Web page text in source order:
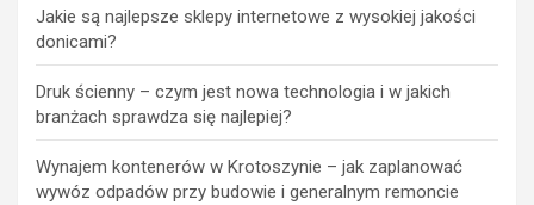
Jakie są najlepsze sklepy internetowe z wysokiej jakości
donicami?
Druk ścienny – czym jest nowa technologia i w jakich
branżach sprawdza się najlepiej?
Wynajem kontenerów w Krotoszynie – jak zaplanować
wywóz odpadów przy budowie i generalnym remoncie